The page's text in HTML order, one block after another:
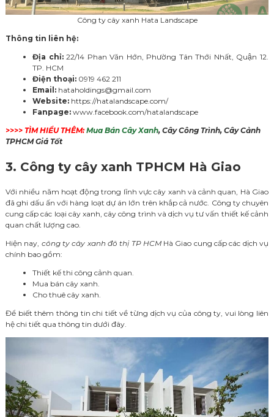
Công ty cây xanh Hata Landscape
Thông tin liên hệ:
Địa chỉ:22/14 Phan Văn Hớn, Phường Tân Thới Nhất, Quận 12.
TP. HCM
Điện thoại: 0919 462 211
Email: hataholdings@gmail.com
Website: https://hatalandscape.com/
Fanpage: www.facebook.com/hatalandscape
>>>> TÌM HIỂU THÊM: Mua Bán Cây Xanh, Cây Công Trình, Cây Cảnh
TPHCM Giá Tốt
3. Công ty cây xanh TPHCM Hà Giao
Với nhiều năm hoạt động trong lĩnh vực cây xanh và cảnh quan, Hà Giao
đã ghi dấu ấn với hàng loạt dự án lớn trên khắp cả nước. Công ty chuyên
cung cấp các loại cây xanh, cây công trình và dịch vụ tư vấn thiết kế cảnh
quan chất lượng cao.
Hiện nay, công ty cây xanh đô thị TP HCMHà Giao cung cấp các dịch vụ
chính bao gồm:
Thiết kế thi công cảnh quan.
Mua bán cây xanh.
Cho thuê cây xanh.
Để biết thêm thông tin chi tiết về từng dịch vụ của công ty, vui lòng liên
hệ chi tiết qua thông tin dưới đây.